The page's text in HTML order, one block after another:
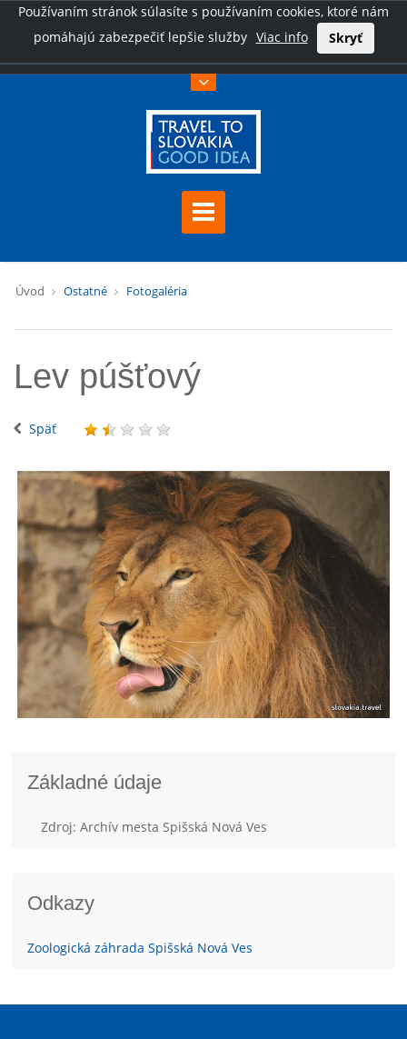
Používaním stránok súlasíte s používaním cookies, ktoré nám
pomáhajú zabezpečiť lepšie služby Viac info Skryť
Úvod Ostatné Fotogaléria
Lev púšťový
Späť
Základné údaje
Zdroj: Archív mesta Spišská Nová Ves
Odkazy
Zoologická záhrada Spišská Nová Ves